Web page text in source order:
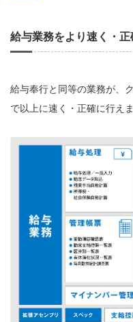
給与業務をより速く・正
給与奉行と同等の業務が、
で以上に速く・正確に行えま